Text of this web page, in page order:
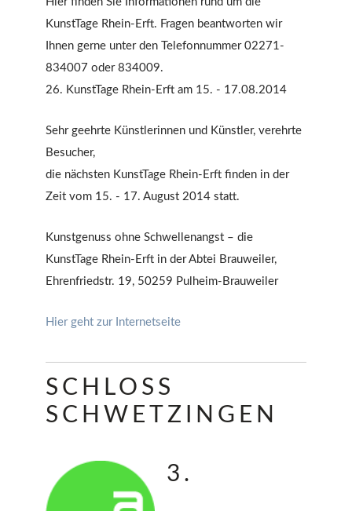
KunstTage Rhein-Erft. Fragen beantworten wir
Ihnen gerne unter den Telefonnummer 02271-
834007 oder 834009.
26. KunstTage Rhein-Erft am 15. - 17.08.2014
Sehr geehrte Künstlerinnen und Künstler, verehrte
Besucher,
die nächsten KunstTage Rhein-Erft finden in der
Zeit vom 15. - 17. August 2014 statt.
Kunstgenuss ohne Schwellenangst – die
KunstTage Rhein-Erft in der Abtei Brauweiler,
Ehrenfriedstr. 19, 50259 Pulheim-Brauweiler
Hier geht zur Internetseite
SCHLOSS
SCHWETZINGEN
3.